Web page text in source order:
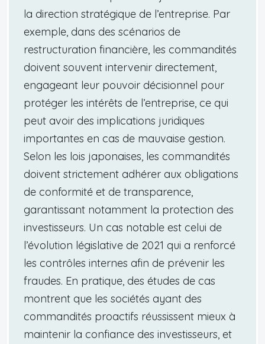
la direction stratégique de l’entreprise. Par
exemple, dans des scénarios de
restructuration financière, les commandités
doivent souvent intervenir directement,
engageant leur pouvoir décisionnel pour
protéger les intérêts de l’entreprise, ce qui
peut avoir des implications juridiques
importantes en cas de mauvaise gestion.
Selon les lois japonaises, les commandités
doivent strictement adhérer aux obligations
de conformité et de transparence,
garantissant notamment la protection des
investisseurs. Un cas notable est celui de
l’évolution législative de 2021 qui a renforcé
les contrôles internes afin de prévenir les
fraudes. En pratique, des études de cas
montrent que les sociétés ayant des
commandités proactifs réussissent mieux à
maintenir la confiance des investisseurs, et